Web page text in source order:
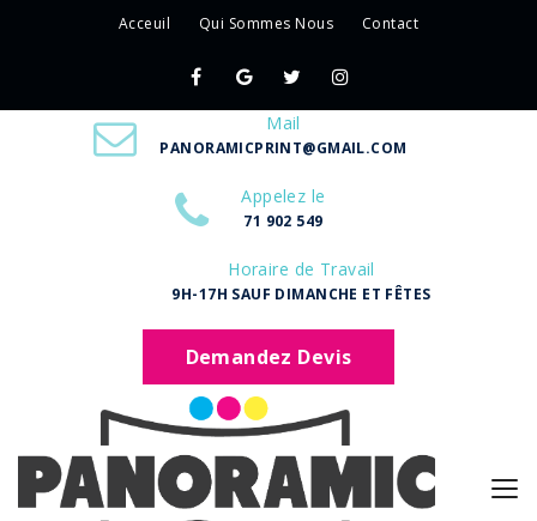
Acceuil Qui Sommes Nous Contact
Mail
PANORAMICPRINT@GMAIL.COM
Appelez le
71 902 549
Horaire de Travail
9H-17H SAUF DIMANCHE ET FÊTES
Demandez Devis